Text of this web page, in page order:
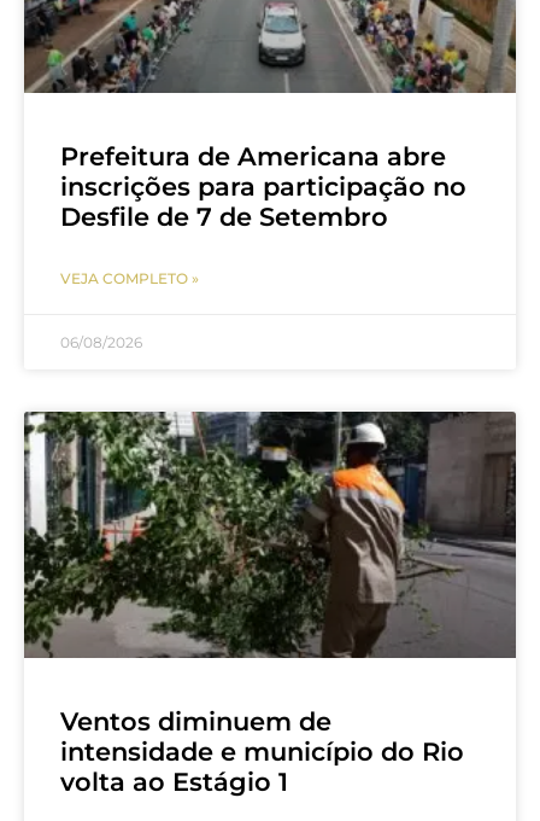
Prefeitura de Americana abre
inscrições para participação no
Desfile de 7 de Setembro
VEJA COMPLETO »
06/08/2026
Ventos diminuem de
intensidade e município do Rio
volta ao Estágio 1